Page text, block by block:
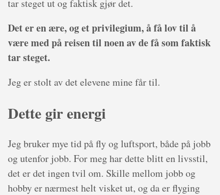
tar steget ut og faktisk gjør det.
Det er en ære, og et privilegium, å få lov til å
være med på reisen til noen av de få som faktisk
tar steget.
Jeg er stolt av det elevene mine får til.
Dette gir energi
Jeg bruker mye tid på fly og luftsport, både på jobb
og utenfor jobb. For meg har dette blitt en livsstil,
det er det ingen tvil om. Skille mellom jobb og
hobby er nærmest helt visket ut, og da er flyging